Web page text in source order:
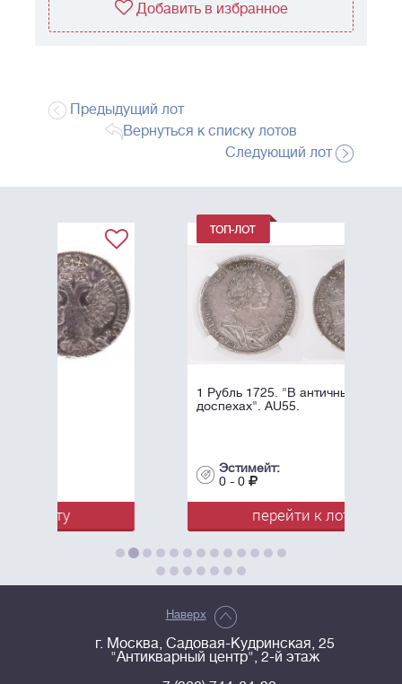
Добавить в избранное
Предыдущий лот
Вернуться к списку лотов
Следующий лот
1 Рубль 1725. "В античных
доспехах". AU55.
перейти к лоту
Наверх
г. Москва, Садовая-Кудринская, 25
"Антикварный центр", 2-й этаж